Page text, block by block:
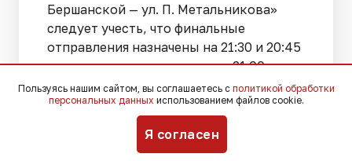
Бершанской — ул. П. Метальникова»
следует учесть, что финальные
отправления назначены на 21:30 и 20:45
соответственно, а начиная с 21:00
вагоны от улицы Метальникова будут
уходить напрямую в Восточное депо
без выполнения полных рейсов.
Пользуясь нашим сайтом, вы соглашаетесь с политикой обработки
персональных данных использованием файлов cookie.
Я согласен